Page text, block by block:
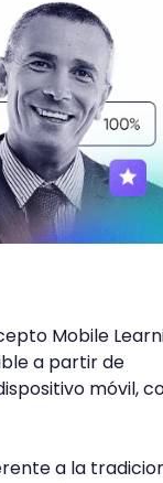
Mobile
a partir de
móvil,
a la